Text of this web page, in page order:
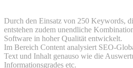
Durch den Einsatz von 250 Keywords,
entstehen zudem unendliche
Software in hoher Qualität entwickelt.
Im Bereich Content analysiert SEO-
Text und Inhalt genauso wie die
Informationsgrades etc.